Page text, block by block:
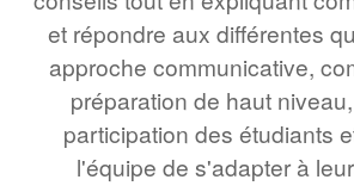
et répondre aux différentes
approche communicative,
préparation de haut
participation des étudiants
l'équipe de s'adapter à